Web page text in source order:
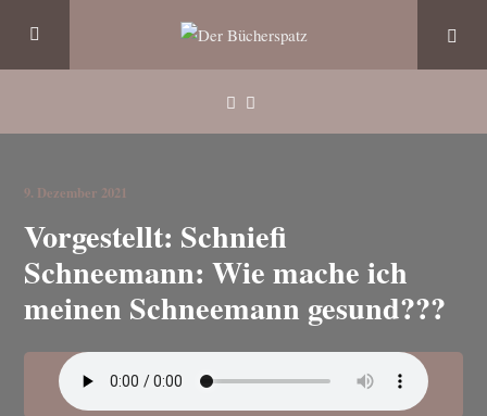
9. Dezember 2021
Vorgestellt: Schniefi
Schneemann: Wie mache ich
meinen Schneemann gesund???